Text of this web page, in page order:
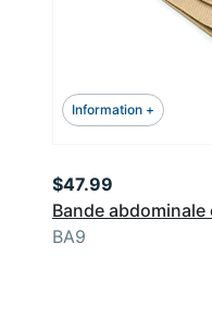
Information +
Bande abdominale
$47.99
BA9